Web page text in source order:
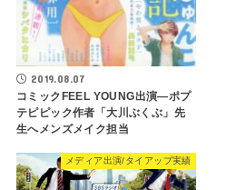
2019.08.07
コミックFEEL YOUNG出演―ポプ
テピピック作者「大川ぶくぶ」先
生へメンズメイク担当
メディア出演/タイアップ実績